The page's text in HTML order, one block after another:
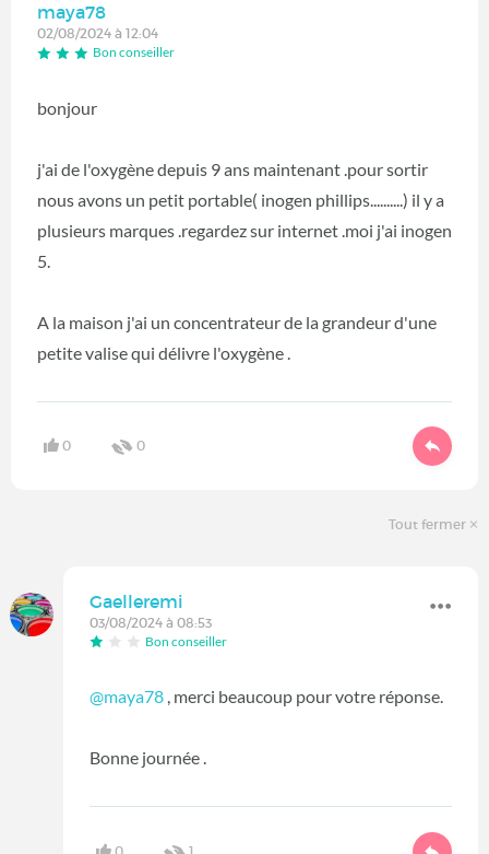
maya78
02/08/2024 à 12:04
Bon conseiller
bonjour
j'ai de l'oxygène depuis 9 ans maintenant .pour sortir
nous avons un petit portable( inogen phillips..........) il y a
plusieurs marques .regardez sur internet .moi j'ai inogen
5.
A la maison j'ai un concentrateur de la grandeur d'une
petite valise qui délivre l'oxygène .
0 0
Tout fermer
Gaelleremi
03/08/2024 à 08:53
Bon conseiller
@maya78 , merci beaucoup pour votre réponse.
Bonne journée .